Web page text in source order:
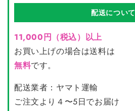
配送について
11,000円（税込）以上
お買い上げの場合は送料は
無料です。
配送業者：ヤマト運輸
ご注文より４〜5日でお届け